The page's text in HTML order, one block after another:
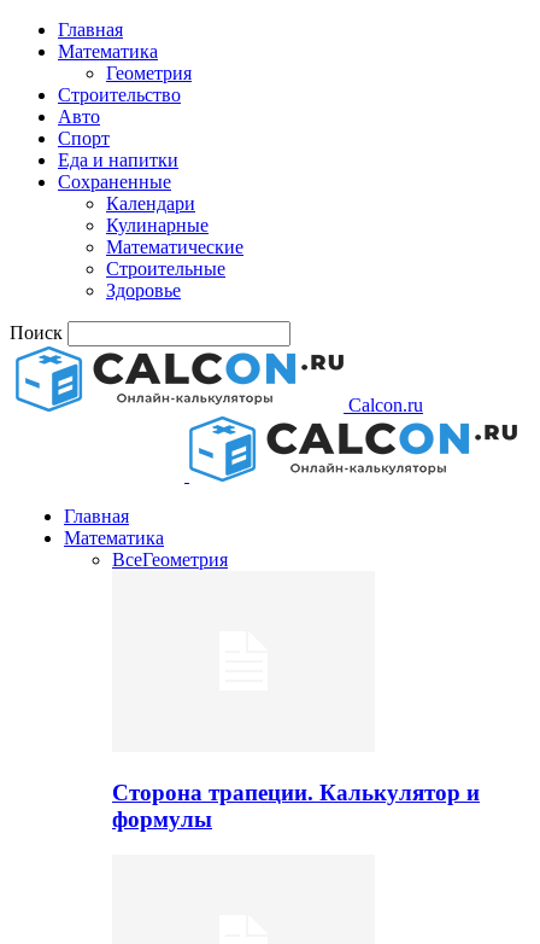
Главная
Математика
Геометрия
Строительство
Авто
Спорт
Еда и напитки
Сохраненные
Календари
Кулинарные
Математические
Строительные
Здоровье
Поиск
Calcon.ru
Главная
Математика
ВсеГеометрия
Сторона трапеции. Калькулятор и
формулы